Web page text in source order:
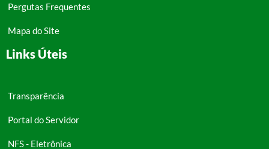
Pergutas Frequentes
Mapa do Site
Links Úteis
Transparência
Portal do Servidor
NFS - Eletrônica